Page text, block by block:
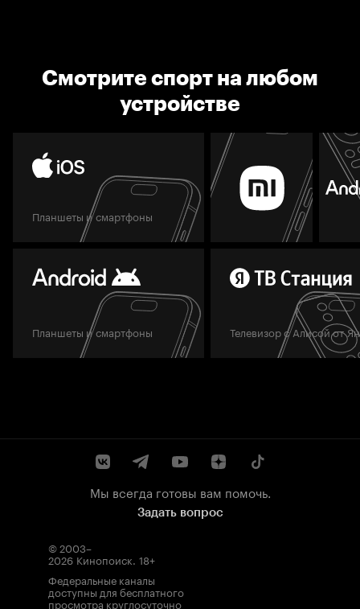
Смотрите спорт на любом
устройстве
Планшеты и смартфоны
Планшеты и смартфоны Телевизор с Алисой от
Мы всегда готовы вам помочь.
Задать вопрос
© 2003–
2026 Кинопоиск. 18+
Федеральные каналы
доступны для бесплатного
просмотра круглосуточно